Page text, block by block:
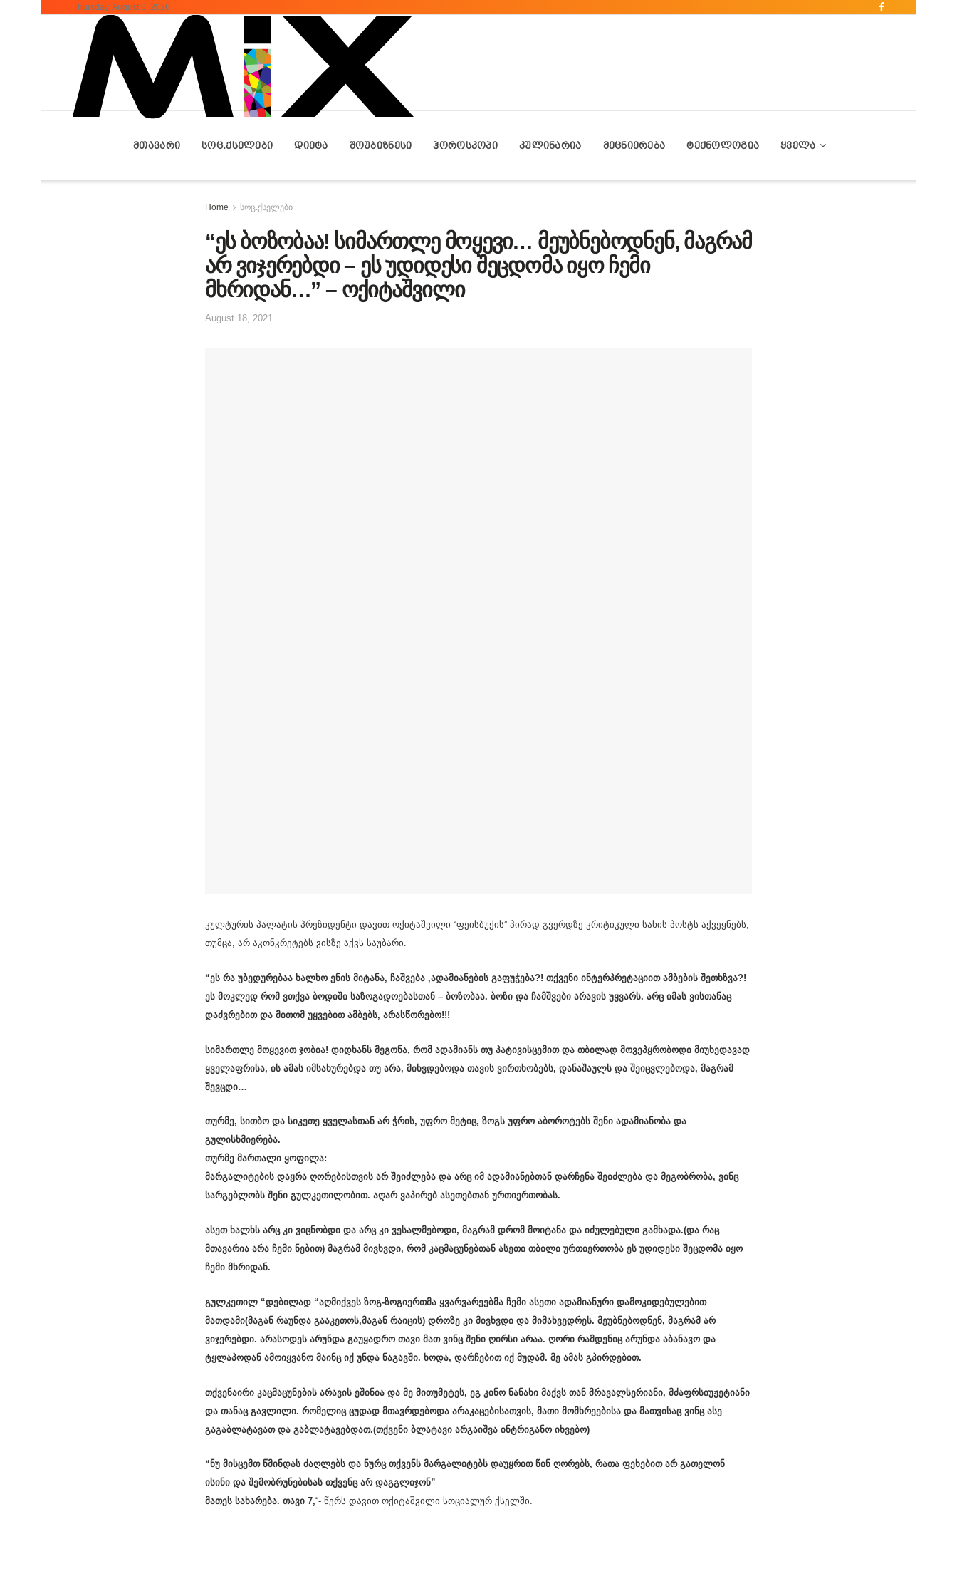
Thursday, August 6, 2026
ᲛᲗᲐᲕᲐᲠᲘ ᲡᲝᲪ.ᲥᲡᲔᲚᲔᲑᲘ ᲓᲘᲔᲢᲐ ᲨᲝᲣᲑᲘᲖᲜᲔᲡᲘ ᲰᲝᲠᲝᲡᲙᲝᲞᲘ ᲙᲣᲚᲘᲜᲐᲠᲘᲐ ᲛᲔᲪᲜᲘᲔᲠᲔᲑᲐ ᲢᲔᲥᲜᲝᲚᲝᲒᲘᲐ ᲧᲕᲔᲚᲐ
Home სოც.ქსელები
“ეს ბოზობაა! სიმართლე მოყევი… მეუბნებოდნენ, მაგრამ
არ ვიჯერებდი – ეს უდიდესი შეცდომა იყო ჩემი
მხრიდან…” – ოქიტაშვილი
August 18, 2021
კულტურის პალატის პრეზიდენტი დავით ოქიტაშვილი “ფეისბუქის” პირად გვერდზე კრიტიკული სახის პოსტს აქვეყნებს,
თუმცა, არ აკონკრეტებს ვისზე აქვს საუბარი.
“ეს რა უბედურებაა ხალხო ენის მიტანა, ჩაშვება ,ადამიანების გაფუჭება?! თქვენი ინტერპრეტაციით ამბების შეთხზვა?!
ეს მოკლედ რომ ვთქვა ბოდიში საზოგადოებასთან – ბოზობაა. ბოზი და ჩამშვები არავის უყვარს. არც იმას ვისთანაც
დაძვრებით და მითომ უყვებით ამბებს, არასწორებო!!!
სიმართლე მოყევით ჯობია! დიდხანს მეგონა, რომ ადამიანს თუ პატივისცემით და თბილად მოვეპყრობოდი მიუხედავად
ყველაფრისა, ის ამას იმსახურებდა თუ არა, მიხვდებოდა თავის ვირთხობებს, დანაშაულს და შეიცვლებოდა, მაგრამ
შევცდი…
თურმე, სითბო და სიკეთე ყველასთან არ ჭრის, უფრო მეტიც, ზოგს უფრო აბოროტებს შენი ადამიანობა და
გულისხმიერება.
თურმე მართალი ყოფილა:
მარგალიტების დაყრა ღორებისთვის არ შეიძლება და არც იმ ადამიანებთან დარჩენა შეიძლება და მეგობრობა, ვინც
სარგებლობს შენი გულკეთილობით. აღარ ვაპირებ ასეთებთან ურთიერთობას.
ასეთ ხალხს არც კი ვიცნობდი და არც კი ვესალმებოდი, მაგრამ დრომ მოიტანა და იძულებული გამხადა.(და რაც
მთავარია არა ჩემი ნებით) მაგრამ მივხვდი, რომ კაცმაცუნებთან ასეთი თბილი ურთიერთობა ეს უდიდესი შეცდომა იყო
ჩემი მხრიდან.
გულკეთილ “დებილად “აღმიქვეს ზოგ-ზოგიერთმა ყვარვარეებმა ჩემი ასეთი ადამიანური დამოკიდებულებით
მათდამი(მაგან რაუნდა გააკეთოს,მაგან რაიცის) დროზე კი მივხვდი და მიმახვედრეს. მეუბნებოდნენ, მაგრამ არ
ვიჯერებდი. არასოდეს არუნდა გაუყადრო თავი მათ ვინც შენი ღირსი არაა. ღორი რამდენიც არუნდა აბანავო და
ტყლაპოდან ამოიყვანო მაინც იქ უნდა ნაგავში. ხოდა, დარჩებით იქ მუდამ. მე ამას გპირდებით.
თქვენაირი კაცმაცუნების არავის ეშინია და მე მითუმეტეს, ეგ კინო ნანახი მაქვს თან მრავალსერიანი, მძაფრსიუჟეტიანი
და თანაც გავლილი. რომელიც ცუდად მთავრდებოდა არაკაცებისათვის, მათი მომხრეებისა და მათვისაც ვინც ასე
გაგაბლატავათ და გაბლატავებდათ.(თქვენი ბლატავი არგაიშვა ინტრიგანო იხვებო)
“ნუ მისცემთ წმინდას ძაღლებს და ნურც თქვენს მარგალიტებს დაუყრით წინ ღორებს, რათა ფეხებით არ გათელონ
ისინი და შემობრუნებისას თქვენც არ დაგგლიჯონ”
მათეს სახარება. თავი 7,“- წერს დავით ოქიტაშვილი სოციალურ ქსელში.